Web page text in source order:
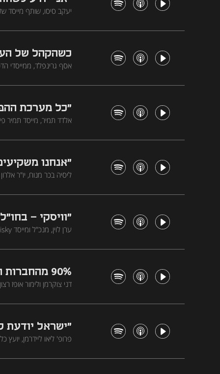
יעקב סיסו, שותף מייסד
כשהקהל של
אסף גרינפלד, ממייסדי
"כל מערכת
אלדד תמיר, מייסד תמיר
"אנחנו
הביטחונית"
ליסיה בכר מנוח, יו"ר
"וויסקי -
נראה את זה
90%
זורם כל הכסף?
"ישראל יודעת
פרופ' ליאו ליידרמן,